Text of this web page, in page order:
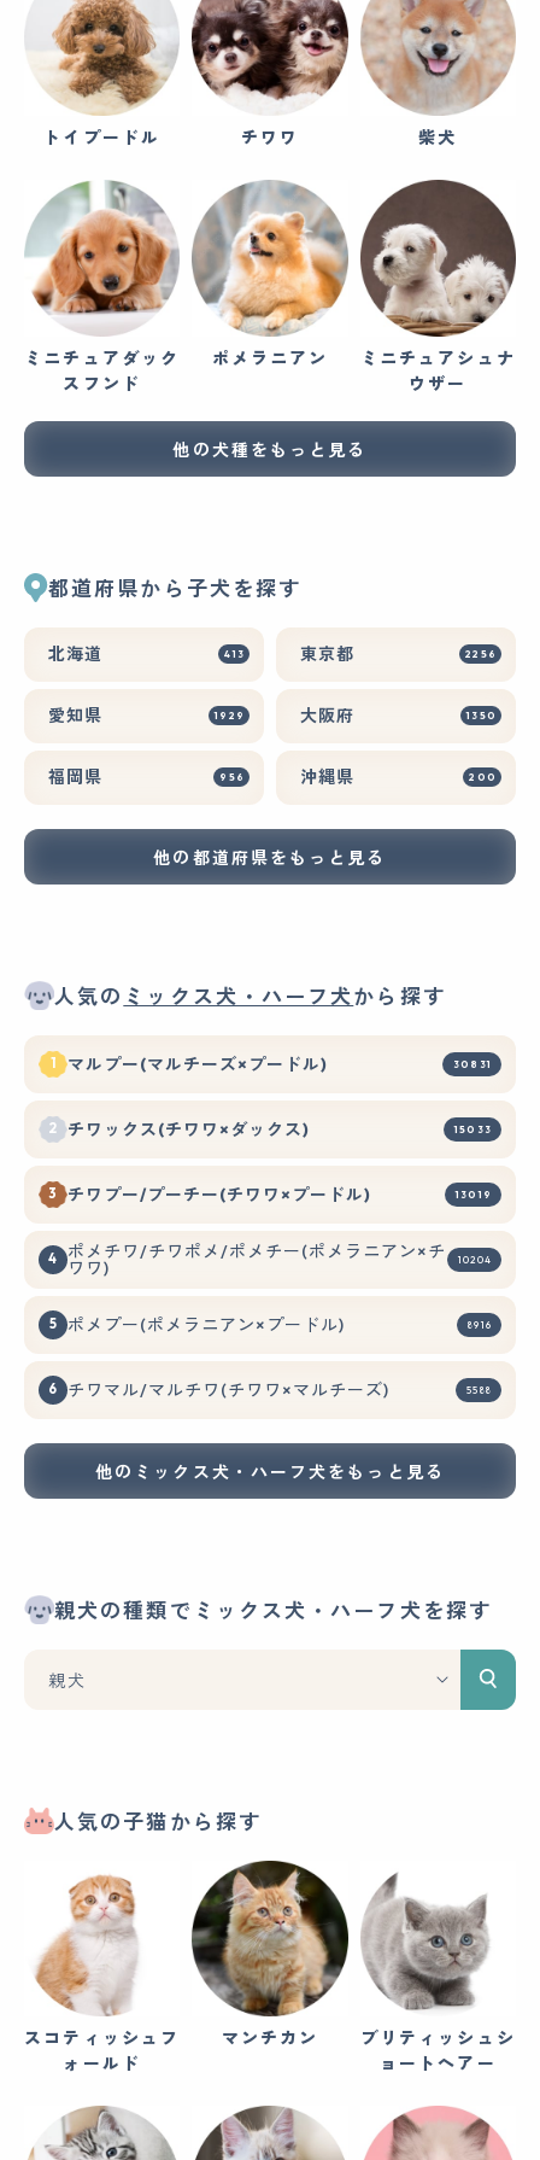
トイプードル チワワ 柴犬
ミニチュアダック
スフンド
ポメラニアン
ミニチュアシュナ
ウザー
他の犬種をもっと見る
都道府県から子犬を探す
北海道 413 東京都 2256
愛知県 1929 大阪府 1350
福岡県 956 沖縄県 200
他の都道府県をもっと見る
人気の ミックス犬・ハーフ犬から探す
マルプー(マルチーズ×プードル) 30831
チワックス(チワワ×ダックス) 15033
チワプー/プーチー(チワワ×プードル) 13019
ポメチワ/チワポメ/ポメチー(ポメラニアン×チ
ワワ) 10204
ポメプー(ポメラニアン×プードル) 8916
チワマル/マルチワ(チワワ×マルチーズ) 5588
他のミックス犬・ハーフ犬をもっと見る
親犬の種類でミックス犬・ハーフ犬を探す
人気の子猫から探す
スコティッシュフ
ォールド
マンチカン
ブリティッシュシ
ョートヘアー